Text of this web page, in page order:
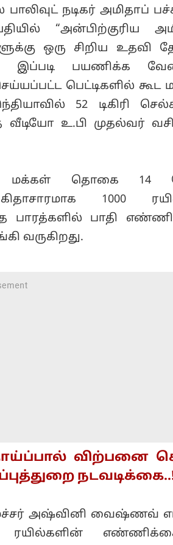
நடிகர் அமிதாப்
“அன்பிற்குரிய
ஒரு சிறிய உதவி
இப்படி பயணிக்க
பெட்டிகளில் கூட
52 டிகிரி
உ.பி முதல்வர்
மக்கள் தொகை 14
1000
பாரத்களில் பாதி
வருகிறது.
விற்பனை
அஷ்வினி வைஷ்ணவ்
ரயில்களின்